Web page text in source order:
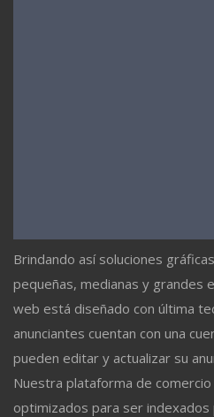
Brindando así soluciones
pequeñas, medianas y grandes
web está diseñado con última
anunciantes cuentan con una
pueden editar y actualizar su
Nuestra plataforma de
optimizados para ser